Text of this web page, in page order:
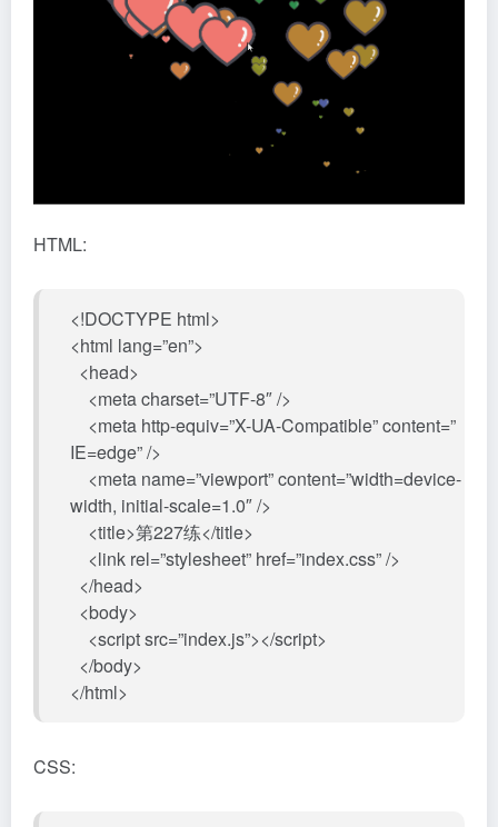
HTML:
<!DOCTYPE html>
<html lang=”en”>
<head>
<meta charset=”UTF-8″ />
<meta http-equiv=”X-UA-Compatible” content=”
IE=edge” />
<meta name=”viewport” content=”width=device-
width, initial-scale=1.0″ />
<title>第227练</title>
<link rel=”stylesheet” href=”index.css” />
</head>
<body>
<script src=”index.js”></script>
</body>
</html>
CSS: